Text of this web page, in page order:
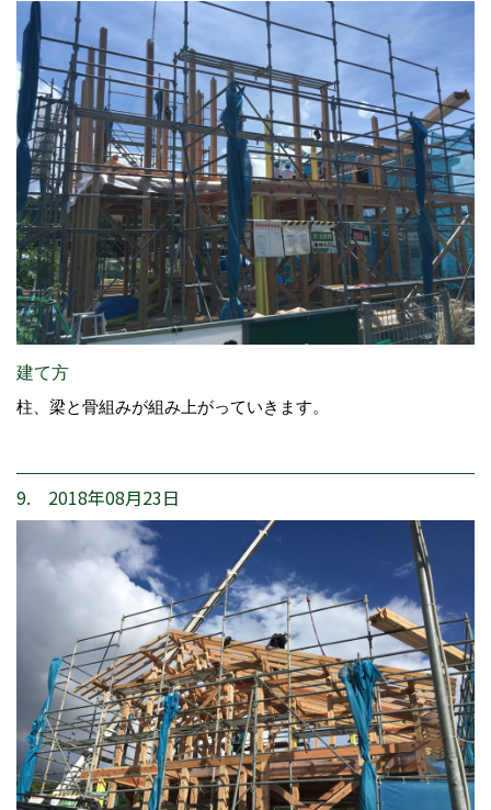
建て方
柱、梁と骨組みが組み上がっていきます。
9. 2018年08月23日